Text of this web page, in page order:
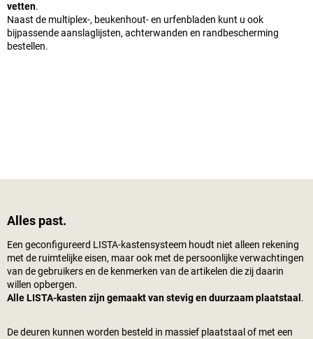
vetten.
Naast de multiplex-, beukenhout- en urfenbladen kunt u ook
bijpassende aanslaglijsten, achterwanden en randbescherming
bestellen.
Alles past.
Een geconfigureerd LISTA-kastensysteem houdt niet alleen rekening
met de ruimtelijke eisen, maar ook met de persoonlijke verwachtingen
van de gebruikers en de kenmerken van de artikelen die zij daarin
willen opbergen.
Alle LISTA-kasten zijn gemaakt van stevig en duurzaam plaatstaal .
De deuren kunnen worden besteld in massief plaatstaal of met een